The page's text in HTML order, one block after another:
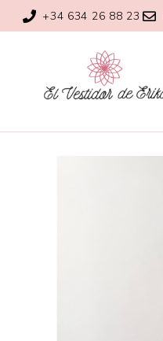
+34 634 26 88 23